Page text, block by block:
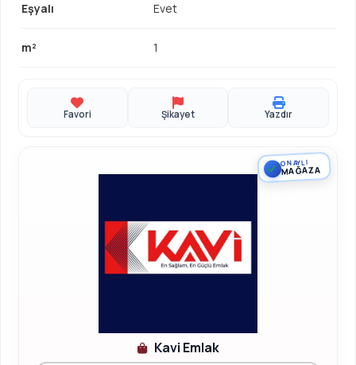
Eşyalı Evet
m² 1
Favori Şikayet Yazdır
Kavi Emlak
ONAYLI
MAĞAZA